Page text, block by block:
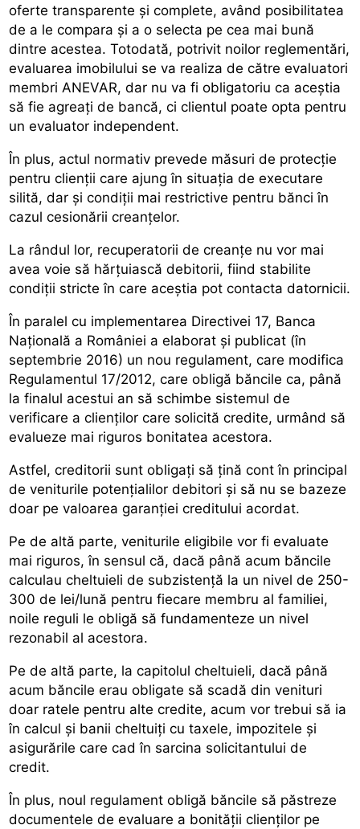
oferte transparente și complete, având posibilitatea
de a le compara și a o selecta pe cea mai bună
dintre acestea. Totodată, potrivit noilor reglementări,
evaluarea imobilului se va realiza de către evaluatori
membri ANEVAR, dar nu va fi obligatoriu ca aceștia
să fie agreați de bancă, ci clientul poate opta pentru
un evaluator independent.
În plus, actul normativ prevede măsuri de protecție
pentru clienții care ajung în situația de executare
silită, dar și condiții mai restrictive pentru bănci în
cazul cesionării creanțelor.
La rândul lor, recuperatorii de creanțe nu vor mai
avea voie să hărțuiască debitorii, fiind stabilite
condiții stricte în care aceștia pot contacta datornicii.
În paralel cu implementarea Directivei 17, Banca
Națională a României a elaborat și publicat (în
septembrie 2016) un nou regulament, care modifica
Regulamentul 17/2012, care obligă băncile ca, până
la finalul acestui an să schimbe sistemul de
verificare a clienților care solicită credite, urmând să
evalueze mai riguros bonitatea acestora.
Astfel, creditorii sunt obligați să țină cont în principal
de veniturile potențialilor debitori și să nu se bazeze
doar pe valoarea garanției creditului acordat.
Pe de altă parte, veniturile eligibile vor fi evaluate
mai riguros, în sensul că, dacă până acum băncile
calculau cheltuieli de subzistență la un nivel de 250-
300 de lei/lună pentru fiecare membru al familiei,
noile reguli le obligă să fundamenteze un nivel
rezonabil al acestora.
Pe de altă parte, la capitolul cheltuieli, dacă până
acum băncile erau obligate să scadă din venituri
doar ratele pentru alte credite, acum vor trebui să ia
în calcul și banii cheltuiți cu taxele, impozitele și
asigurările care cad în sarcina solicitantului de
credit.
În plus, noul regulament obligă băncile să păstreze
documentele de evaluare a bonității clienților pe